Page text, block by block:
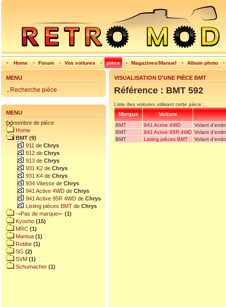
• Home • Forum • Vos voitures • pièce • Magazines/Manuel • Album photo •
MENU
. Recherche pièce
MENU
(x)nombre de pièce
Home
BMT (9)
911 de Chrys
912 de Chrys
913 de Chrys
931 K2 de Chrys
931 K4 de Chrys
934 Vitesse de Chrys
941 Active 4WD de Chrys
941 Active 95R 4WD de Chrys
Listing pièces BMT de Chrys
-=Pas de marque=- (1)
Kyosho (15)
MRC (1)
Mantua (1)
Robbe (1)
SG (2)
SVM (1)
Schumacher (1)
VISUALISATION D'UNE PIÈCE BMT
Référence : BMT 592
Liste des voitures utilisant cette pièce :
Marque Voiture
BMT 941 Active 4WD
Volant
BMT
941 Active 95R 4WD Volant
BMT
Listing pièces BMT Volant